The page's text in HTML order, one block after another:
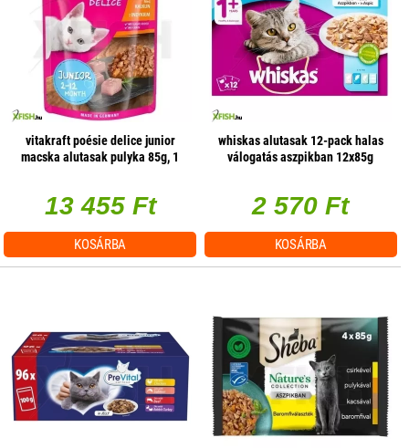
vitakraft poésie delice junior
macska alutasak pulyka 85g, 1
13 455 Ft
KOSÁRBA
whiskas alutasak 12-pack halas
válogatás aszpikban 12x85g
2 570 Ft
KOSÁRBA